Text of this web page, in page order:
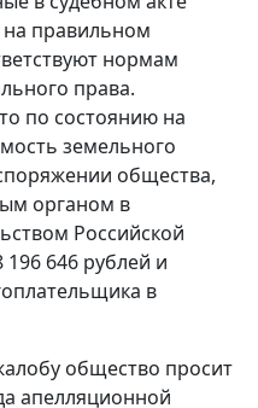
правильном
нормам
права.
по состоянию на
земельного
общества,
органом в
Российской
646 рублей и
в
общество просит
апелляционной